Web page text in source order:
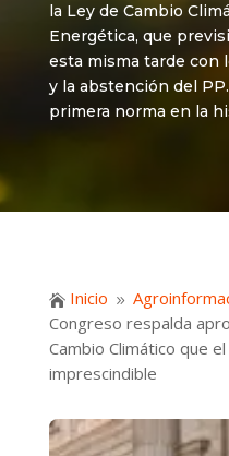
la Ley de Cambio
Energética, que
esta misma tarde con
y la abstención del
primera norma en la
 Inicio 9
Congreso respalda
Cambio Climático que
imprescindible